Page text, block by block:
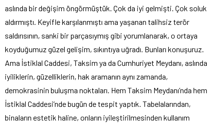
aslında bir değişim öngörmüştük. Çok da iyi gelmişti. Çok soluk
aldırmıştı. Keyifle karşılanmıştı ama yaşanan talihsiz terör
saldırısının, sanki bir parçasıymış gibi yorumlanarak, o ortaya
koyduğumuz güzel gelişim, sıkıntıya uğradı. Bunları konuşuruz.
Ama İstiklal Caddesi, Taksim ya da Cumhuriyet Meydanı, aslında
iyiliklerin, güzelliklerin, hak aramanın aynı zamanda,
demokrasinin buluşma noktaları. Hem Taksim Meydanı’nda hem
İstiklal Caddesi’nde bugün de tespit yaptık. Tabelalarından,
binaların estetik haline, onların iyileştirilmesinden kullanım